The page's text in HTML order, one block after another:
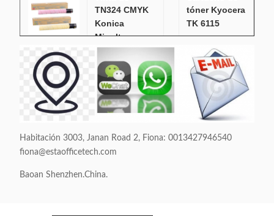
TN324 CMYK
Konica
Minolta
compatible
para Bizhub
C308
auténtico
tóner Kyocera
TK 6115
negro para
TASKalfa
2520i / 2510i
M4125idn /
4132idn
15.000
páginas
AR5618 Sharp
Habitación 3003, Janan Road 2, Fiona: 0013427946540
fiona@estaofficetech.com
Baoan Shenzhen.China.